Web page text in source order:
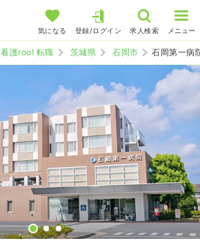
気になる 登録/ログイン 求人検索 メニュー
看護roo! 転職 茨城県 石岡市 石岡第一病